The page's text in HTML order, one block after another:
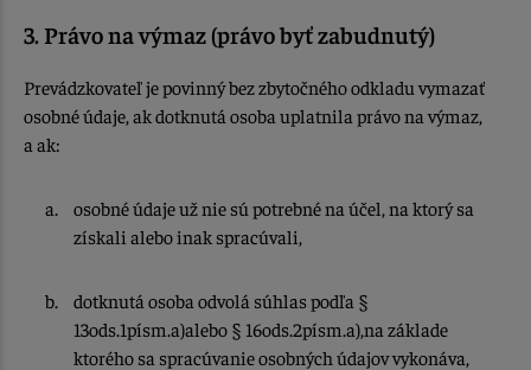
3. Právo na výmaz (právo byť zabudnutý)
Prevádzkovateľ je povinný bez zbytočného odkladu vymazať
osobné údaje, ak dotknutá osoba uplatnila právo na výmaz,
a ak:
osobné údaje už nie sú potrebné na účel, na ktorý sa
získali alebo inak spracúvali,
dotknutá osoba odvolá súhlas podľa §
13ods.1písm.a)alebo § 16ods.2písm.a),na základe
ktorého sa spracúvanie osobných údajov vykonáva,